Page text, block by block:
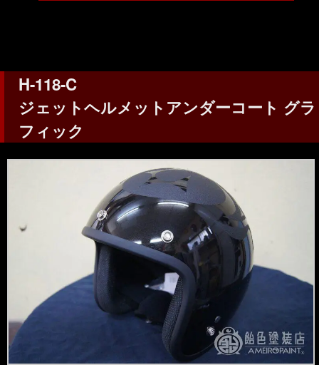
H-118-C
ジェットヘルメットアンダーコート グラ
フィック